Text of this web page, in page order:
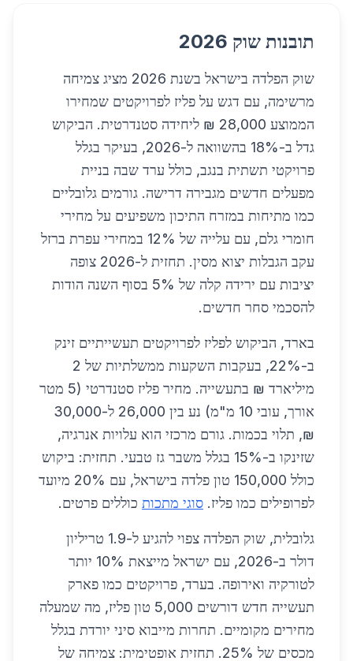
תובנות שוק 2026
שוק הפלדה בישראל בשנת 2026 מציג צמיחה
מרשימה, עם דגש על פליז לפרויקטים שמחירו
הממוצע 28,000 ₪ ליחידה סטנדרטית. הביקוש
גדל ב-18% בהשוואה ל-2026, בעיקר בגלל
פרויקטי תשתית בנגב, כולל ערד שבה בניית
מפעלים חדשים מגבירה דרישה. גורמים גלובליים
כמו מתיחות במזרח התיכון משפיעים על מחירי
חומרי גלם, עם עלייה של 12% במחירי עפרת ברזל
עקב הגבלות יצוא מסין. תחזית ל-2026 צופה
יציבות עם ירידה קלה של 5% בסוף השנה הודות
להסכמי סחר חדשים.
בארד, הביקוש לפליז לפרויקטים תעשייתיים זינק
ב-22%, בעקבות השקעות ממשלתיות של 2
מיליארד ₪ בתעשייה. מחיר פליז סטנדרטי (5 מטר
אורך, עובי 10 מ"מ) נע בין 26,000 ל-30,000
₪, תלוי בכמות. גורם מרכזי הוא עלויות אנרגיה,
שזינקו ב-15% בגלל משבר גז טבעי. תחזית: ביקוש
כולל 150,000 טון פלדה בישראל, עם 20% מיועד
לפרופילים כמו פליז. סוגי מתכות כוללים פרטים.
גלובלית, שוק הפלדה צפוי להגיע ל-1.9 טריליון
דולר ב-2026, עם ישראל מייצאת 10% יותר
לטורקיה ואירופה. בערד, פרויקטים כמו פארק
תעשייה חדש דורשים 5,000 טון פליז, מה שמעלה
מחירים מקומיים. תחרות מייבוא סיני יורדת בגלל
מכסים של 25%. תחזית אופטימית: צמיחה של